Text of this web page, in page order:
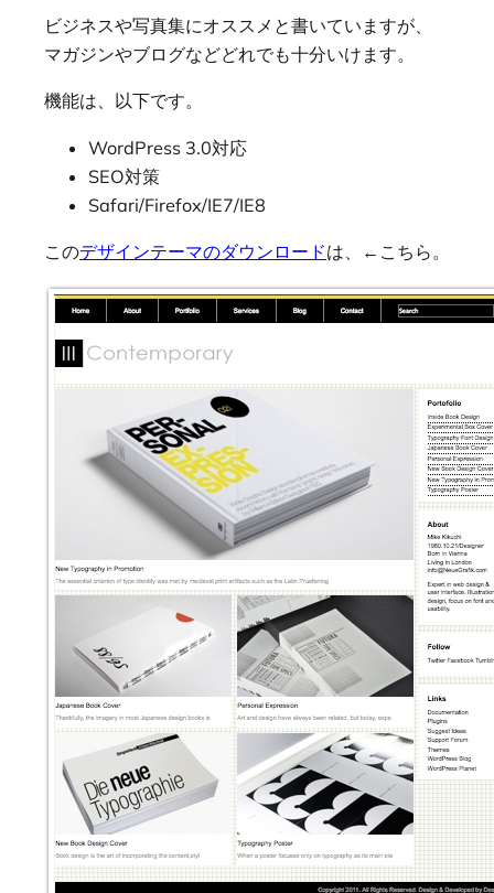
ビジネスや写真集にオススメと書いていますが、
マガジンやブログなどどれでも十分いけます。
機能は、以下です。
WordPress 3.0対応
SEO対策
Safari/Firefox/IE7/IE8
このデザインテーマのダウンロードは、←こちら。